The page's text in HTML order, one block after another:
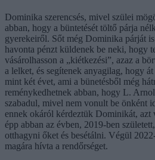
Dominika szerencsés, mivel szülei
abban, hogy a büntetését töltő párja
gyerekeiről. Sőt még Dominika párját
havonta pénzt küldenek be neki, hogy
vásárolhasson a „kiétkezési”, azaz a
a lelket, és segítenek anyagilag, hogy
mint két évet, ami a bünetésből még
reménykedhetnek abban, hogy L.
szabadul, mivel nem vonult be önként
ennek okáról kérdeztük Dominikát, azt
épp abban az évben, 2019-ben
otthagyni őket és besétálni. Végül
magára hívta a rendőrséget.